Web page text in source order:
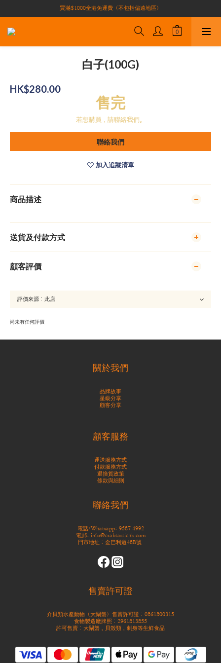
買滿$1000全港免運費（不包括偏遠地區）
買滿$1000全港免運費（不包括偏遠地區）
加入會員即有10積分 （積分可作現金下次使用）| 全港免運費🚚
買滿$1000全港免運費（不包括偏遠地區）
白子(100G)
HK$280.00
售完
若想購買，請聯絡我們。
聯絡我們
加入追蹤清單
商品描述
送貨及付款方式
顧客評價
尚未有任何評價
關於我們
品牌故事
星級分享
顧客分享
顧客服務
運送服務方式
付款服務方式
退換貨政策
條款與細則
聯絡我們
電話/Whatsapp: 9587 4992
電郵: info@crabtastichk.com
門市地址：金巴利道48B號
售賣許可證
介貝類水產動物（大閘蟹）售賣許可證：0861800315
食物製造廠牌照：2961813855
許可售賣：大閘蟹，貝殼類，刺身等生鮮食品